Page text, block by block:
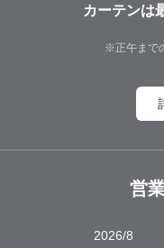
カーテンは
※正午まで
営
2026/8